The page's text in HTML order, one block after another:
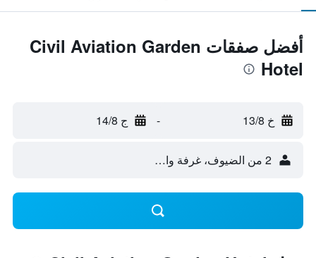
أفضل صفقات Civil Aviation Garden
Hotel
خ 13/8 - ج 14/8
2 من الضيوف، غرفة واحدة